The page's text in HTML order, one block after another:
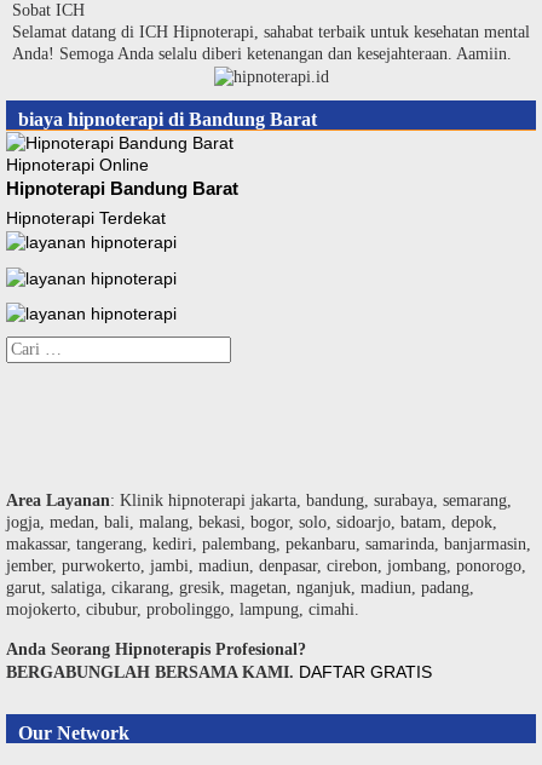
Langsung
ke
konten
Sobat ICH
Selamat datang di ICH Hipnoterapi, sahabat terbaik untuk kesehatan mental
Anda! Semoga Anda selalu diberi ketenangan dan kesejahteraan. Aamiin.
biaya hipnoterapi di Bandung Barat
Hipnoterapi Online
Hipnoterapi Bandung Barat
Hipnoterapi Terdekat
Cari
untuk:
Area Layanan: Klinik hipnoterapi jakarta, bandung, surabaya, semarang,
jogja, medan, bali, malang, bekasi, bogor, solo, sidoarjo, batam, depok,
makassar, tangerang, kediri, palembang, pekanbaru, samarinda, banjarmasin,
jember, purwokerto, jambi, madiun, denpasar, cirebon, jombang, ponorogo,
garut, salatiga, cikarang, gresik, magetan, nganjuk, madiun, padang,
mojokerto, cibubur, probolinggo, lampung, cimahi.
Anda Seorang Hipnoterapis Profesional?
BERGABUNGLAH BERSAMA KAMI. DAFTAR GRATIS
Our Network